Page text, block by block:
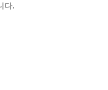
다.